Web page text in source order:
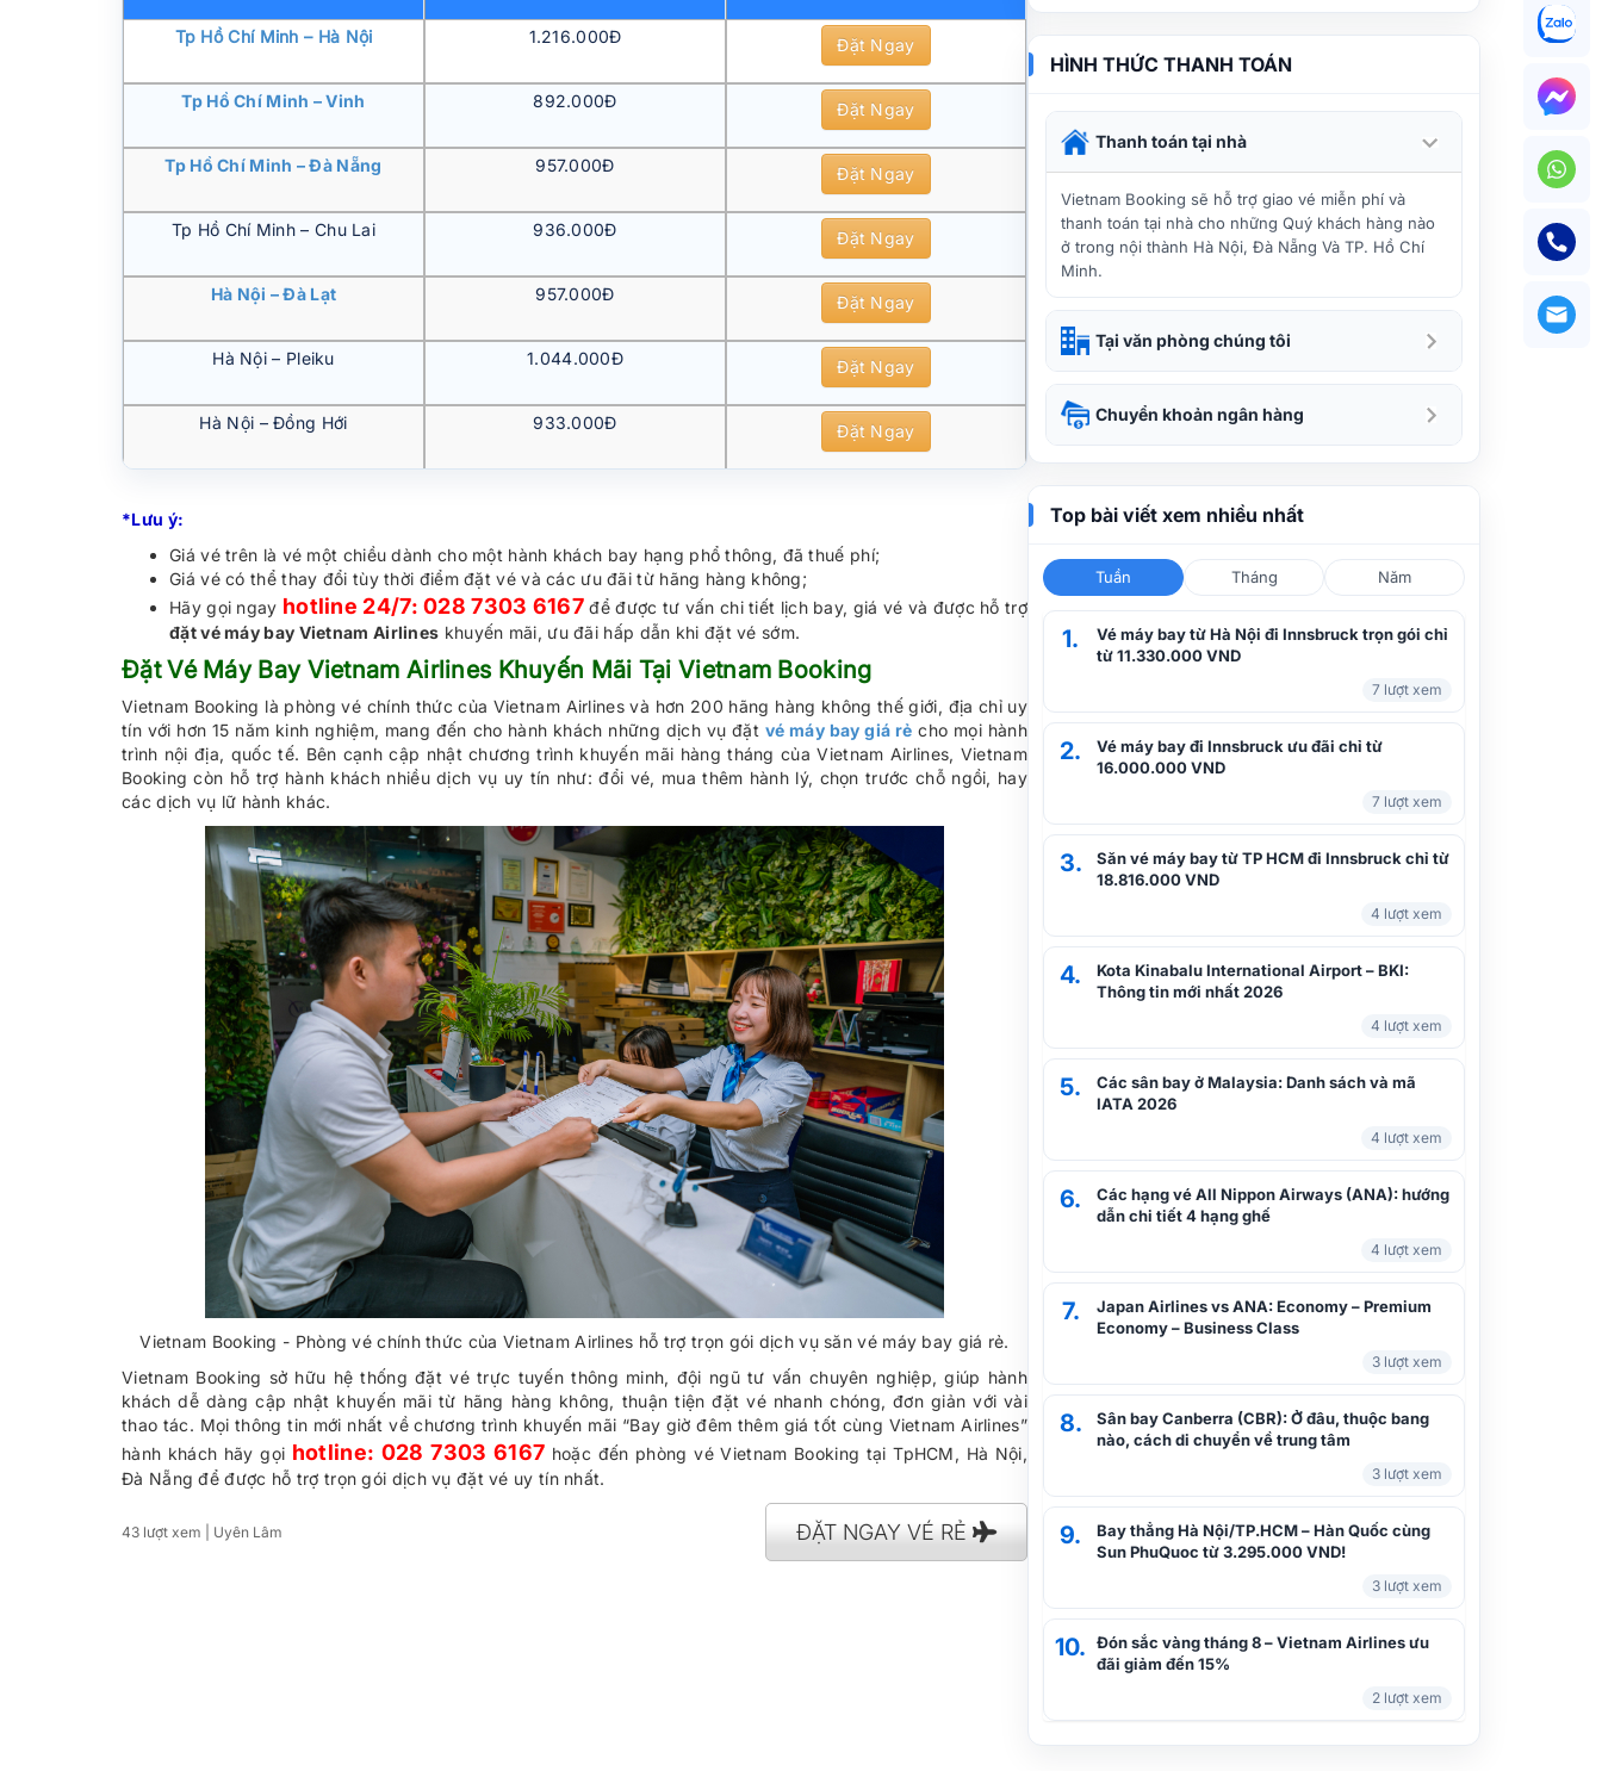
Tp Hồ Chí Minh – Hà Nội 1.216.000Đ Đặt Ngay
Tp Hồ Chí Minh – Vinh 892.000Đ Đặt Ngay
Tp Hồ Chí Minh – Đà Nẵng 957.000Đ Đặt Ngay
Tp Hồ Chí Minh – Chu Lai 936.000Đ Đặt Ngay
Hà Nội – Đà Lạt 957.000Đ Đặt Ngay
Hà Nội – Pleiku 1.044.000Đ Đặt Ngay
Hà Nội – Đồng Hới 933.000Đ Đặt Ngay
*Lưu ý:
Giá vé trên là vé một chiều dành cho một hành khách bay hạng phổ thông, đã thuế phí;
Giá vé có thể thay đổi tùy thời điểm đặt vé và các ưu đãi từ hãng hàng không;
Hãy gọi ngay hotline 24/7: 028 7303 6167 để được tư vấn chi tiết lịch bay, giá vé và được hỗ trợ
đặt vé máy bay Vietnam Airlines khuyến mãi, ưu đãi hấp dẫn khi đặt vé sớm.
Đặt Vé Máy Bay Vietnam Airlines Khuyến Mãi Tại Vietnam Booking
Vietnam Booking là phòng vé chính thức của Vietnam Airlines và hơn 200 hãng hàng không thế giới, địa chỉ uy
tín với hơn 15 năm kinh nghiệm, mang đến cho hành khách những dịch vụ đặt vé máy bay giá rẻ cho mọi hành
trình nội địa, quốc tế. Bên cạnh cập nhật chương trình khuyến mãi hàng tháng của Vietnam Airlines, Vietnam
Booking còn hỗ trợ hành khách nhiều dịch vụ uy tín như: đổi vé, mua thêm hành lý, chọn trước chỗ ngồi, hay
các dịch vụ lữ hành khác.
Vietnam Booking - Phòng vé chính thức của Vietnam Airlines hỗ trợ trọn gói dịch vụ săn vé máy bay giá rẻ.
Vietnam Booking sở hữu hệ thống đặt vé trực tuyến thông minh, đội ngũ tư vấn chuyên nghiệp, giúp hành
khách dễ dàng cập nhật khuyến mãi từ hãng hàng không, thuận tiện đặt vé nhanh chóng, đơn giản với vài
thao tác. Mọi thông tin mới nhất về chương trình khuyến mãi “Bay giờ đêm thêm giá tốt cùng Vietnam Airlines”
hành khách hãy gọi hotline: 028 7303 6167 hoặc đến phòng vé Vietnam Booking tại TpHCM, Hà Nội,
Đà Nẵng để được hỗ trợ trọn gói dịch vụ đặt vé uy tín nhất.
43 lượt xem | Uyên Lâm ĐẶT NGAY VÉ RẺ
Cùng Vietnam Booking học cách săn
theo mùa siêu hời ngay!
Ưu đãi độc quyền vé máy bay
Vietnam Airlines Sài Gòn đi Rạch Giá
tại Việt Nam Booking
Hướng dẫn mua vé máy bay Vietnam
Bùng nổ khuyến mãi vé máy bay
Booking
Bảng giá vé máy bay quốc tế của
Khám phá Việt Nam cùng vé phổ
Hạng phổ thông đặc biệt Vietnam
Điều kiện vé phổ thông tiêu chuẩn
Chào thu cùng Vietnam Airlines, ưu
“Bay giờ đêm – Thêm giá tốt” tiết
kiệm hơn cùng Vietnam Airlines
Bí kíp săn deal hời trên Quick Sale
HÌNH THỨC THANH TOÁN
Thanh toán tại nhà
Vietnam Booking sẽ hỗ trợ giao vé miễn phí và
thanh toán tại nhà cho những Quý khách hàng nào
ở trong nội thành Hà Nội, Đà Nẵng Và TP. Hồ Chí
Minh.
Tại văn phòng chúng tôi
Chuyển khoản ngân hàng
Top bài viết xem nhiều nhất
Tuần Tháng Năm
1.
Vé máy bay từ Hà Nội đi Innsbruck trọn gói chỉ
từ 11.330.000 VND
7 lượt xem
2.
Vé máy bay đi Innsbruck ưu đãi chỉ từ
16.000.000 VND
7 lượt xem
3.
Săn vé máy bay từ TP HCM đi Innsbruck chỉ từ
18.816.000 VND
4 lượt xem
4.
Kota Kinabalu International Airport – BKI:
Thông tin mới nhất 2026
4 lượt xem
5.
Các sân bay ở Malaysia: Danh sách và mã
IATA 2026
4 lượt xem
6.
Các hạng vé All Nippon Airways (ANA): hướng
dẫn chi tiết 4 hạng ghế
4 lượt xem
7.
Japan Airlines vs ANA: Economy – Premium
Economy – Business Class
3 lượt xem
8.
Sân bay Canberra (CBR): Ở đâu, thuộc bang
nào, cách di chuyển về trung tâm
3 lượt xem
9.
Bay thẳng Hà Nội/TP.HCM – Hàn Quốc cùng
Sun PhuQuoc từ 3.295.000 VND!
3 lượt xem
10.
Đón sắc vàng tháng 8 – Vietnam Airlines ưu
đãi giảm đến 15%
2 lượt xem